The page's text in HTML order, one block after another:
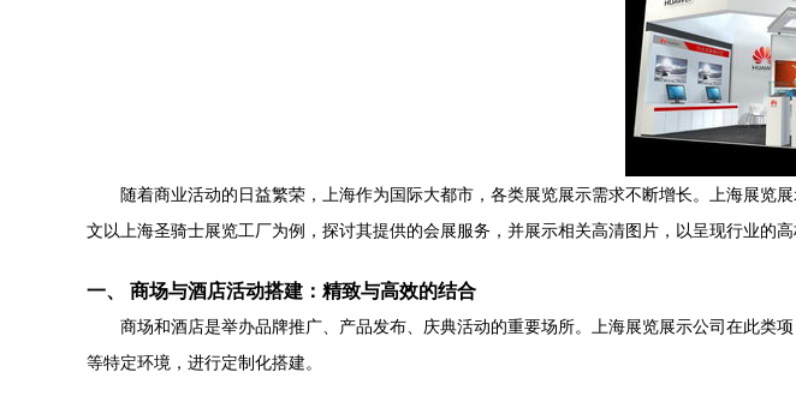
随着商业活动的日益繁荣，上海作为国际大都市，各类展览展示需求不断增长。上海展览
文以上海圣骑士展览工厂为例，探讨其提供的会展服务，并展示相关高清图片，以呈现行业的高
一、 商场与酒店活动搭建：精致与高效的结合
商场和酒店是举办品牌推广、产品发布、庆典活动的重要场所。上海展览展示公司在此类
等特定环境，进行定制化搭建。